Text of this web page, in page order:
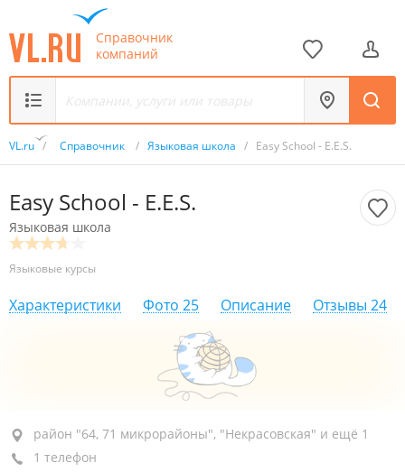
Справочник
компаний
VL.ru / Справочник / Языковая школа / Easy School - E.E.S.
Easy School - E.E.S.
Языковая школа
Языковые курсы
Характеристики Фото 25 Описание Отзывы 24
район "64, 71 микрорайоны", ул. Нейбута, 31
Супермаркет "ОК", 2-й этаж
район "64, 71 микрорайоны", "Некрасовская" и ещё 1
1 телефон